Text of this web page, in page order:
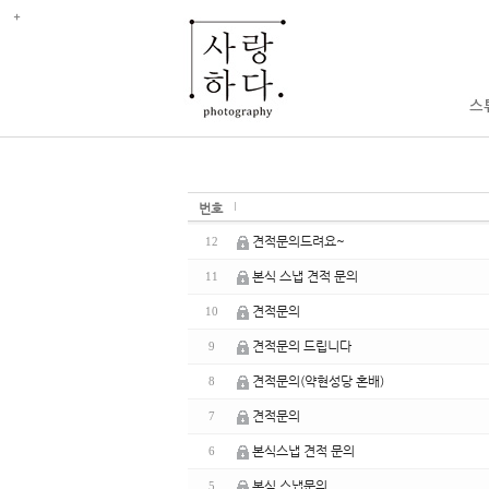
번호
12 견적문의드려요~
11 본식 스냅 견적 문의
10 견적문의
9 견적문의 드립니다
8 견적문의(약현성당 혼배)
7 견적문의
6 본식스냅 견적 문의
5 본식 스냅문의